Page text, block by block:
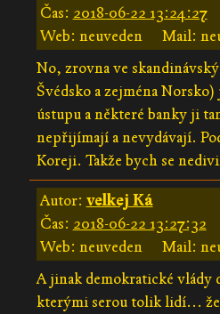
Čas: 2018-06-22 13:24:27
Web: neuveden
Mail:
No, zrovna ve
Švédsko a zejména
ústupu a některé banky ji
nepřijímají a nevydávají.
Koreji. Takže bych se
Autor: velkej Ká
Čas: 2018-06-22 13:27:32
Web: neuveden
Mail:
A jinak demokratické
kterými serou tolik lidí...